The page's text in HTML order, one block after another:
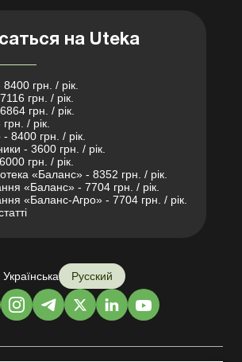
на Uteka
грн. / рік.
грн. / рік.
грн. / рік.
/ рік.
8400 грн. / рік.
- 3600 грн. / рік.
грн. / рік.
«Баланс» - 8352 грн. / рік.
«Баланс» - 7704 грн. / рік.
«Баланс-Агро» - 7704 грн. / рік.
Українська Русский